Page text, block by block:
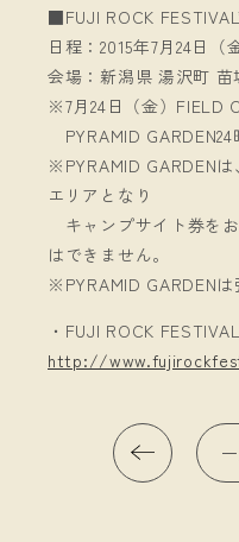
■FUJI ROCK
日程：2015年7月24日（
会場：新潟県 湯沢町 苗
※7月24日（金）FIELD
PYRAMID
※PYRAMID GARDEN
エリアとなり
キャンプサイト券を
はできません。
※PYRAMID GARDENは
・FUJI ROCK FESTIVAL
http://